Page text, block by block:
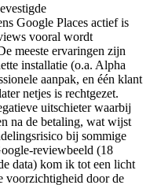
Google Places actief is
vooral wordt
meeste ervaringen zijn
installatie (o.a. Alpha
aanpak, en één klant
netjes is rechtgezet.
uitschieter waarbij
na de betaling, wat wijst
bij sommige
reviewbeeld (18
data) kom ik tot een licht
voorzichtigheid door de